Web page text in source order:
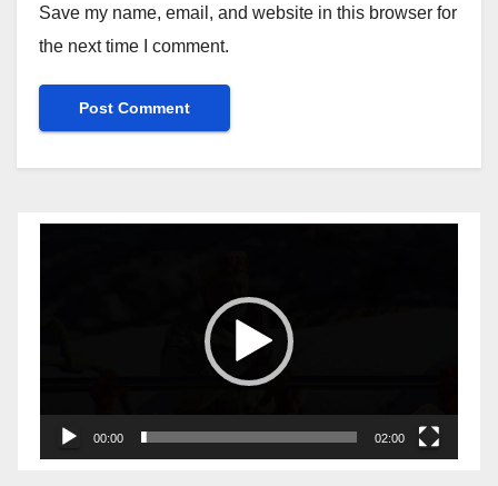
Save my name, email, and website in this browser for
the next time I comment.
00:00 02:00